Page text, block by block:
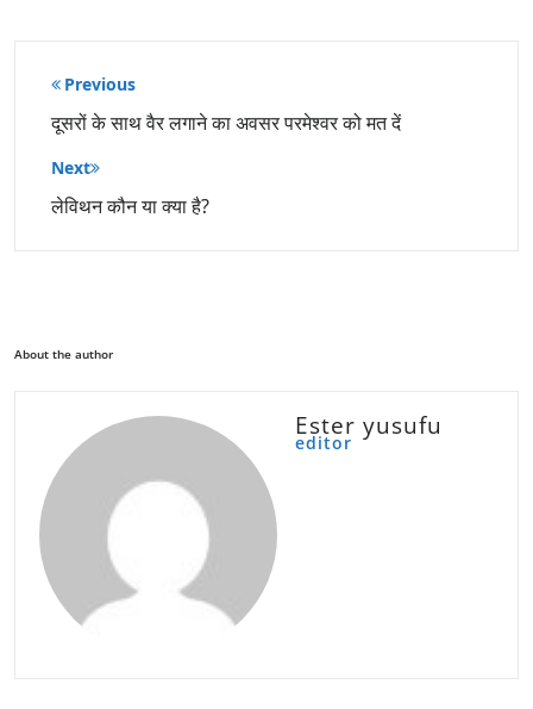
पोस्ट
नेविगेशन
Previous
दूसरों के साथ वैर लगाने का अवसर परमेश्वर को मत दें
Next
लेविथन कौन या क्या है?
About the author
Ester yusufu
editor